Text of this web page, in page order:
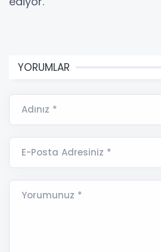
YORUMLAR
Adınız *
E-Posta Adresiniz *
Yorumunuz *